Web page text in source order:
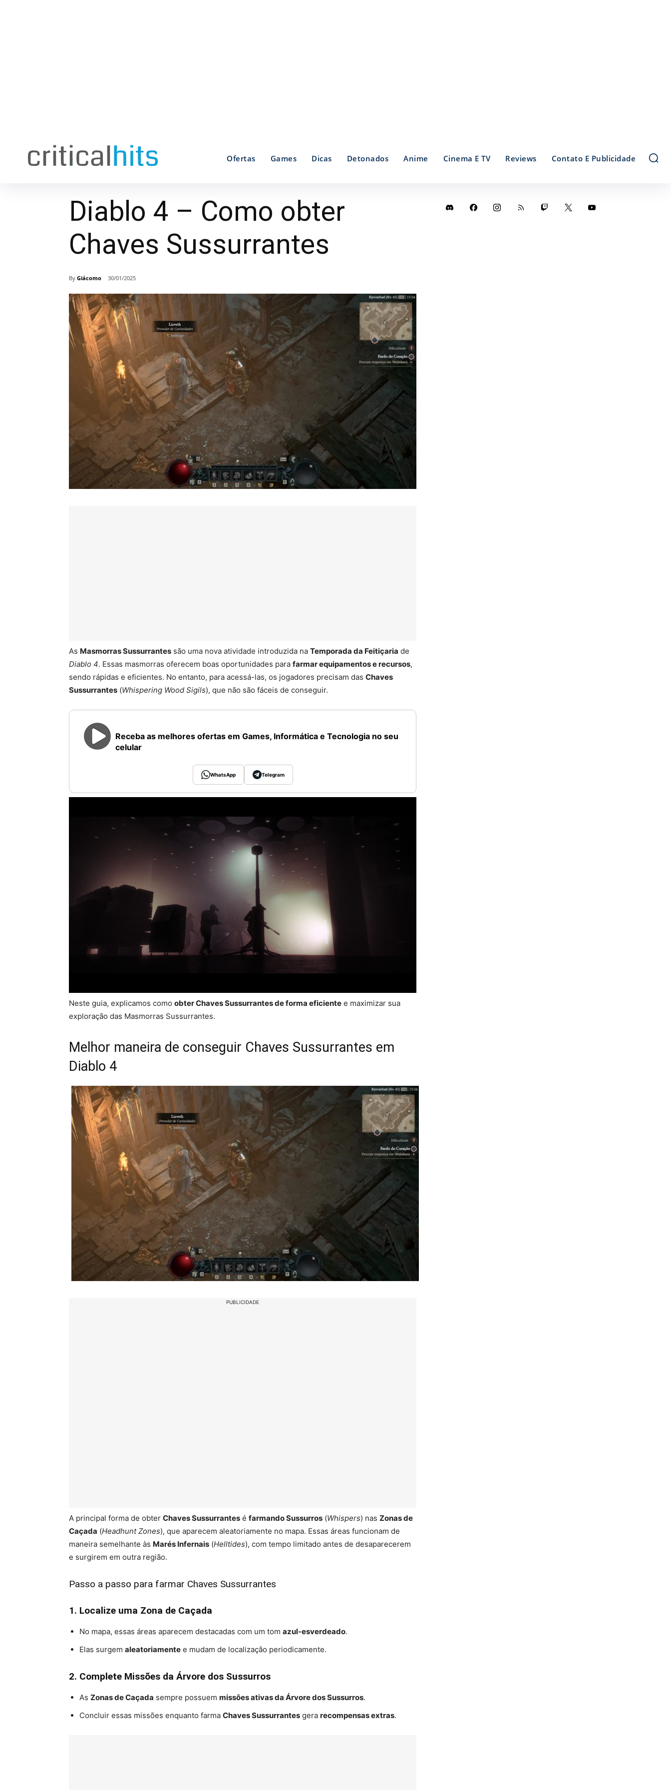
Ofertas Games Dicas Detonados Anime Cinema E TV Reviews Contato E Publicidade
Diablo 4 – Como obter
Chaves Sussurrantes
By Giácomo 30/01/2025
As Masmorras Sussurrantes são uma nova atividade introduzida na Temporada da Feitiçaria de
Diablo 4. Essas masmorras oferecem boas oportunidades para farmar equipamentos e recursos,
sendo rápidas e eficientes. No entanto, para acessá-las, os jogadores precisam das Chaves
Sussurrantes (Whispering Wood Sigils), que não são fáceis de conseguir.
Receba as melhores ofertas em Games, Informática e Tecnologia no seu
celular
WhatsApp Telegram
Neste guia, explicamos como obter Chaves Sussurrantes de forma eficiente e maximizar sua
exploração das Masmorras Sussurrantes.
Melhor maneira de conseguir Chaves Sussurrantes em
Diablo 4
PUBLICIDADE
A principal forma de obter Chaves Sussurrantes é farmando Sussurros (Whispers) nas Zonas de
Caçada (Headhunt Zones), que aparecem aleatoriamente no mapa. Essas áreas funcionam de
maneira semelhante às Marés Infernais (Helltides), com tempo limitado antes de desaparecerem
e surgirem em outra região.
Passo a passo para farmar Chaves Sussurrantes
1. Localize uma Zona de Caçada
No mapa, essas áreas aparecem destacadas com um tom azul-esverdeado.
Elas surgem aleatoriamente e mudam de localização periodicamente.
2. Complete Missões da Árvore dos Sussurros
As Zonas de Caçada sempre possuem missões ativas da Árvore dos Sussurros.
Concluir essas missões enquanto farma Chaves Sussurrantes gera recompensas extras.